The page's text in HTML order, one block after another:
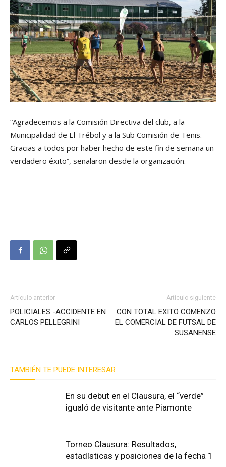
“Agradecemos a la Comisión Directiva del club, a la
Municipalidad de El Trébol y a la Sub Comisión de Tenis.
Gracias a todos por haber hecho de este fin de semana un
verdadero éxito”, señalaron desde la organización.
Artículo anterior
POLICIALES -ACCIDENTE EN
CARLOS PELLEGRINI
Artículo siguiente
CON TOTAL EXITO COMENZO
EL COMERCIAL DE FUTSAL DE
SUSANENSE
TAMBIÉN TE PUEDE INTERESAR
En su debut en el Clausura, el “verde”
igualó de visitante ante Piamonte
Torneo Clausura: Resultados,
estadísticas y posiciones de la fecha 1